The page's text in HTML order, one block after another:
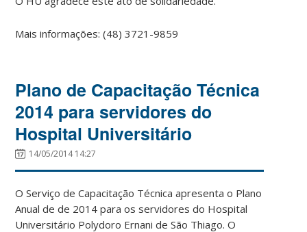
Mais informações: (48) 3721-9859
Plano de Capacitação Técnica
2014 para servidores do
Hospital Universitário
14/05/2014 14:27
O Serviço de Capacitação Técnica apresenta o Plano
Anual de de 2014 para os servidores do Hospital
Universitário Polydoro Ernani de São Thiago. O